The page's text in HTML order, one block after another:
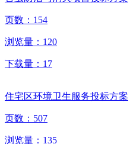
页数： 154
浏览量： 120
下载量： 17
住宅区环境卫生服务投标方案
页数： 507
浏览量： 135